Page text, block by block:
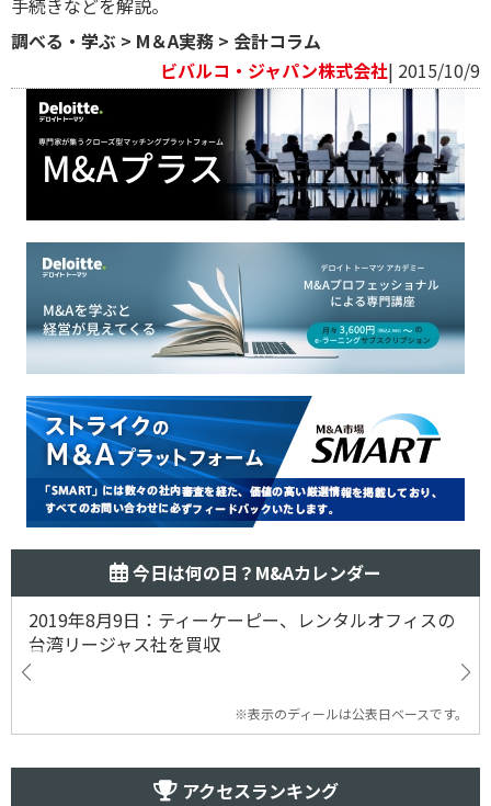
手続きなどを解説。
調べる・学ぶ > M＆A実務 > 会計コラム
ビバルコ・ジャパン株式会社| 2015/10/9
今日は何の日？M&Aカレンダー
2019年8月9日：ティーケーピー、レンタルオフィスの
台湾リージャス社を買収
※表示のディールは公表日ベースです。
アクセスランキング